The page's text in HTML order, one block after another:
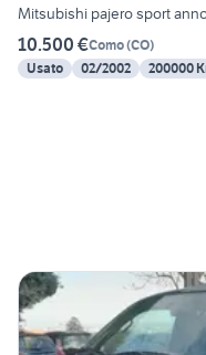
Mitsubishi pajero sport
10.500 €Como(CO)
Usato
02/2002 200000